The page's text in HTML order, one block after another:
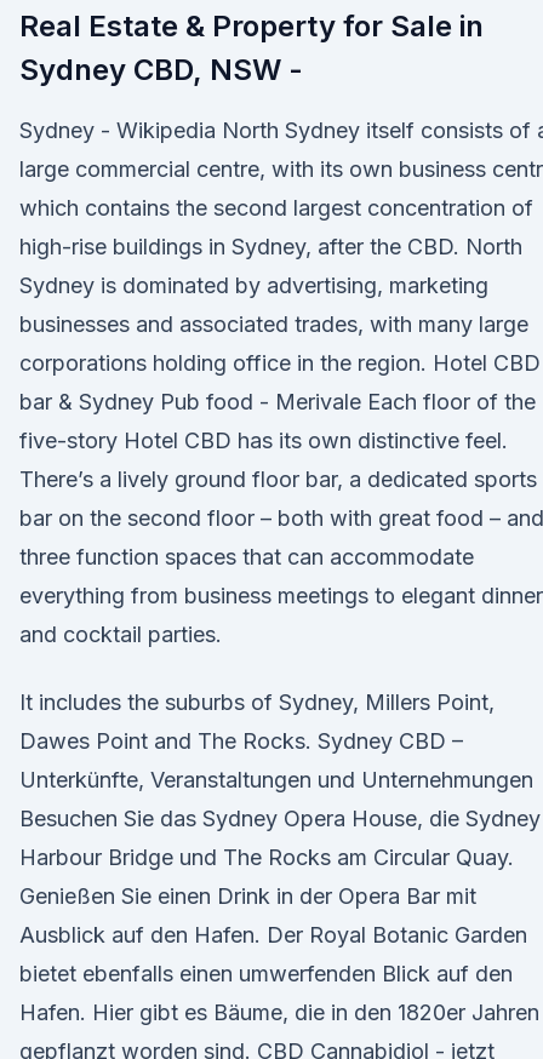
Real Estate & Property for Sale in
Sydney CBD, NSW -
Sydney - Wikipedia North Sydney itself consists of
large commercial centre, with its own business
which contains the second largest concentration of
high-rise buildings in Sydney, after the CBD. North
Sydney is dominated by advertising, marketing
businesses and associated trades, with many large
corporations holding office in the region. Hotel CBD
bar & Sydney Pub food - Merivale Each floor of the
five-story Hotel CBD has its own distinctive feel.
There’s a lively ground floor bar, a dedicated sports
bar on the second floor – both with great food – and
three function spaces that can accommodate
everything from business meetings to elegant
and cocktail parties.
It includes the suburbs of Sydney, Millers Point,
Dawes Point and The Rocks. Sydney CBD –
Unterkünfte, Veranstaltungen und Unternehmungen
Besuchen Sie das Sydney Opera House, die Sydney
Harbour Bridge und The Rocks am Circular Quay.
Genießen Sie einen Drink in der Opera Bar mit
Ausblick auf den Hafen. Der Royal Botanic Garden
bietet ebenfalls einen umwerfenden Blick auf den
Hafen. Hier gibt es Bäume, die in den 1820er Jahren
gepflanzt worden sind. CBD Cannabidiol - jetzt